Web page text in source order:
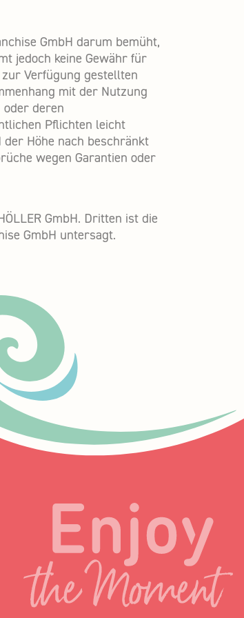
GmbH darum bemüht,
jedoch keine Gewähr für
Verfügung gestellten
mit der Nutzung
oder deren
Pflichten leicht
Höhe nach beschränkt
wegen Garantien oder
GmbH. Dritten ist die
GmbH untersagt.